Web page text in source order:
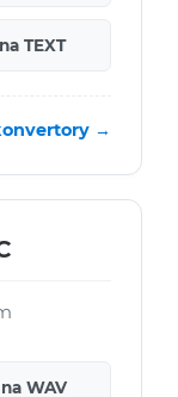
TEXT
→
WAV